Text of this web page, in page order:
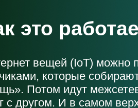
вещей (IoT) можно
которые
Потом идут
с другом. И в самом
это